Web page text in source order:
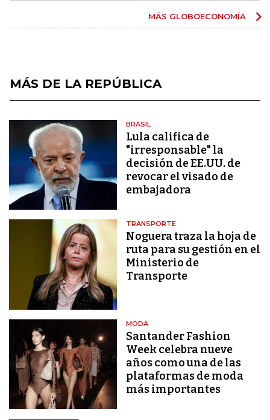
MÁS GLOBOECONOMÍA
MÁS DE LA REPÚBLICA
BRASIL
Lula califica de
"irresponsable" la
decisión de EE.UU. de
revocar el visado de
embajadora
TRANSPORTE
Noguera traza la hoja de
ruta para su gestión en el
Ministerio de
Transporte
MODA
Santander Fashion
Week celebra nueve
años como una de las
plataformas de moda
más importantes